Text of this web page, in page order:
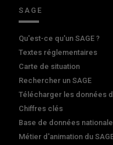
SAGE
Qu'est-ce qu'un SAGE ?
Textes réglementaires
Carte de situation
Rechercher un SAGE
Télécharger les données
Chiffres clés
Base de données
Métier d'animation du